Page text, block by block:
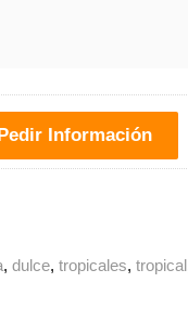
Información
dulce tropicales tropical